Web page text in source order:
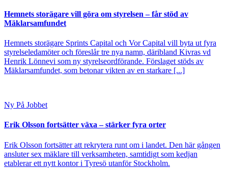
Hemnets storägare vill göra om styrelsen – får stöd av
Mäklarsamfundet
Hemnets storägare Sprints Capital och Vor Capital vill byta ut fyra
styrelseledamöter och föreslår tre nya namn, däribland Kivras vd
Henrik Lönnevi som ny styrelseordförande. Förslaget stöds av
Mäklarsamfundet, som betonar vikten av en starkare [...]
Ny På Jobbet
Erik Olsson fortsätter växa – stärker fyra orter
Erik Olsson fortsätter att rekrytera runt om i landet. Den här gången
ansluter sex mäklare till verksamheten, samtidigt som kedjan
etablerar ett nytt kontor i Tyresö utanför Stockholm.